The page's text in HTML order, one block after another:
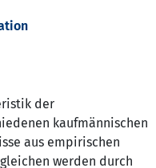
der
kaufmännischen
aus empirischen
werden durch